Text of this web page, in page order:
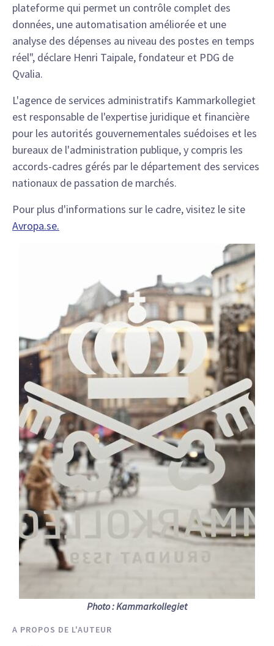
plateforme qui permet un contrôle complet des
données, une automatisation améliorée et une
analyse des dépenses au niveau des postes en temps
réel", déclare Henri Taipale, fondateur et PDG de
Qvalia.
L'agence de services administratifs Kammarkollegiet
est responsable de l'expertise juridique et financière
pour les autorités gouvernementales suédoises et les
bureaux de l'administration publique, y compris les
accords-cadres gérés par le département des services
nationaux de passation de marchés.
Pour plus d'informations sur le cadre, visitez le site
Avropa.se.
Photo : Kammarkollegiet
A PROPOS DE L'AUTEUR